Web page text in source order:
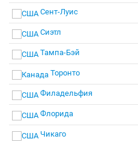
Сент-Луис
Сиэтл
Тампа-Бэй
Торонто
Филадельфия
Флорида
Чикаго